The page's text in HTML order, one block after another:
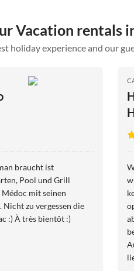
Vacation rentals
holiday experience and our
braucht ist
Pool und Grill
mit seinen
:) À très bientôt :)
optimal!